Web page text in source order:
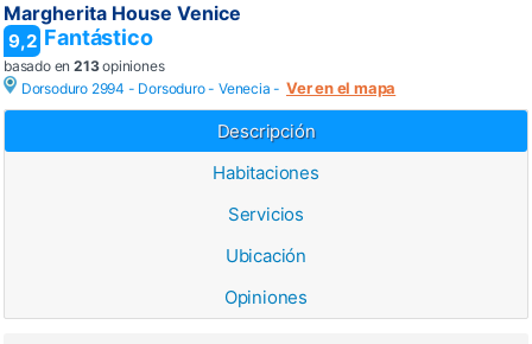
Margherita House Venice
9,2 Fantástico
basado en 213opiniones
Dorsoduro 2994 - Dorsoduro -Venecia - Ver en el mapa
Descripción
Habitaciones
Servicios
Ubicación
Opiniones